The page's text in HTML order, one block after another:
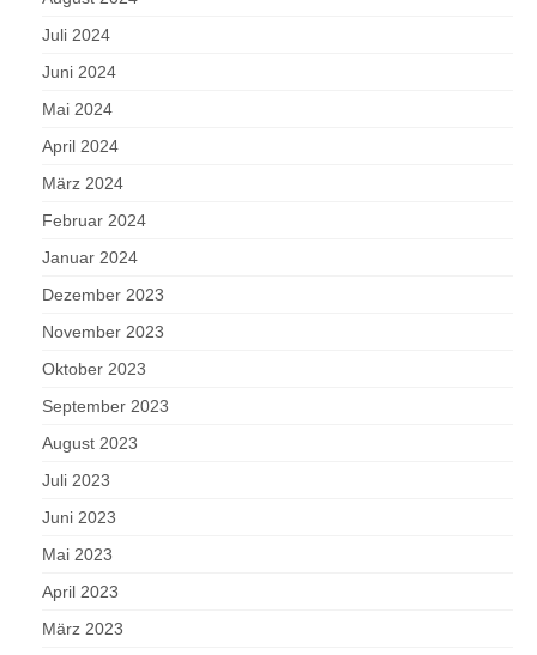
Juli 2024
Juni 2024
Mai 2024
April 2024
März 2024
Februar 2024
Januar 2024
Dezember 2023
November 2023
Oktober 2023
September 2023
August 2023
Juli 2023
Juni 2023
Mai 2023
April 2023
März 2023